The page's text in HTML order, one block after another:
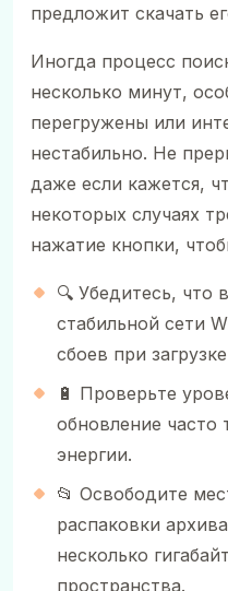
предложит скачать
Иногда процесс
несколько минут,
перегружены или
нестабильно. Не
даже если кажется,
некоторых случаях
нажатие кнопки,
🔍 Убедитесь, что
стабильной сети
сбоев при
🔋 Проверьте
обновление часто
энергии.
📂 Освободите
распаковки
несколько
пространства.